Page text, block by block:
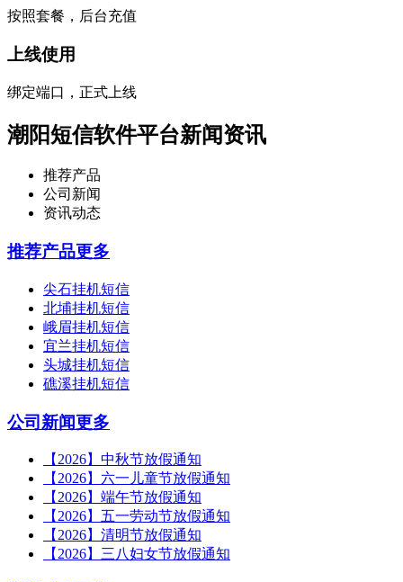
按照套餐，后台充值
上线使用
绑定端口，正式上线
潮阳短信软件平台新闻资讯
推荐产品
公司新闻
资讯动态
推荐产品更多
尖石挂机短信
北埔挂机短信
峨眉挂机短信
宜兰挂机短信
头城挂机短信
礁溪挂机短信
公司新闻更多
【2026】中秋节放假通知
【2026】六一儿童节放假通知
【2026】端午节放假通知
【2026】五一劳动节放假通知
【2026】清明节放假通知
【2026】三八妇女节放假通知